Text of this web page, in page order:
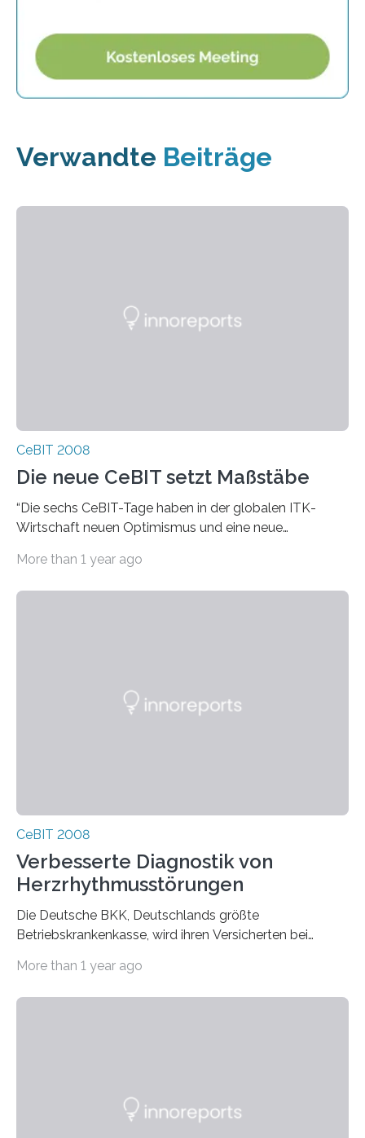
Verwandte Beiträge
CeBIT 2008
Die neue CeBIT setzt Maßstäbe
“Die sechs CeBIT-Tage haben in der globalen ITK-
Wirtschaft neuen Optimismus und eine neue
der CeBIT 2008…
More than 1 year ago
CeBIT 2008
Verbesserte Diagnostik von
Herzrhythmusstörungen
Die Deutsche BKK, Deutschlands größte
Betriebskrankenkasse, wird ihren Versicherten bei
telemedizinische…
More than 1 year ago